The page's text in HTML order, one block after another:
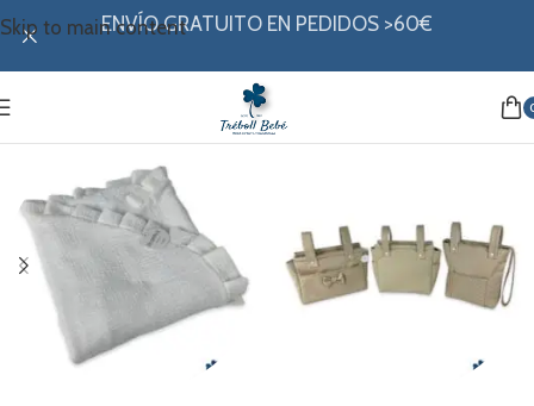
Skip to main contentENVÍO GRATUITO EN PEDIDOS >60€